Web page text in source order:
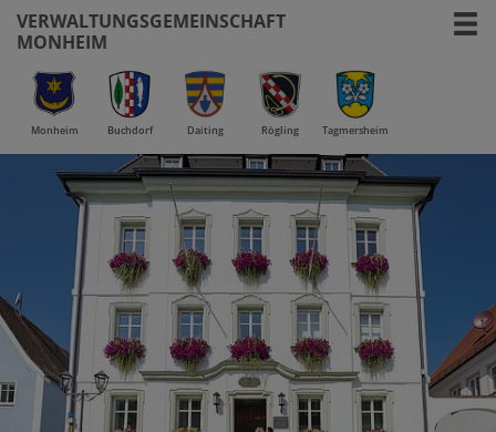
VERWALTUNGSGEMEINSCHAFT
MONHEIM
Monheim Buchdorf Daiting Rögling Tagmersheim